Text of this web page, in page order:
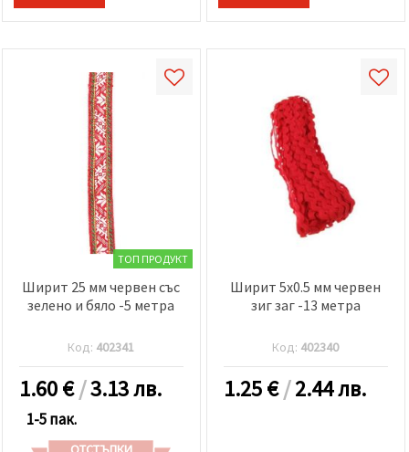
ТОП ПРОДУКТ
Ширит 25 мм червен със
зелено и бяло -5 метра
Код: 402341
1.60€/3.13 лв.
1-5 пак.
Ширит 5x0.5 мм червен
зиг заг -13 метра
Код: 402340
1.25€/2.44 лв.